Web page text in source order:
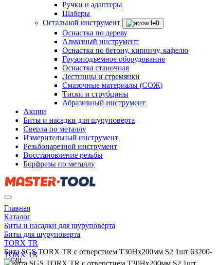
Ручки и адаптеры
Шаберы
Остальной инструмент
Оснастка по дереву
Алмазный инструмент
Оснастка по бетону, кирпичу, кафелю
Грузоподъемное оборудование
Оснастка станочная
Лестницы и стремянки
Смазочные материалы (СОЖ)
Тиски и струбцины
Абразивный инструмент
Акции
Биты и насадки для шуруповерта
Сверла по металлу
Измерительный инструмент
Резьбонарезной инструмент
Восстановление резьбы
Борфрезы по металлу
Главная
Каталог
Биты и насадки для шуруповерта
Биты для шуруповерта
TORX TR
Бита SGS TORX TR с отверстием T30Hх200мм S2 1шт 63200-
TT30
TORX TR